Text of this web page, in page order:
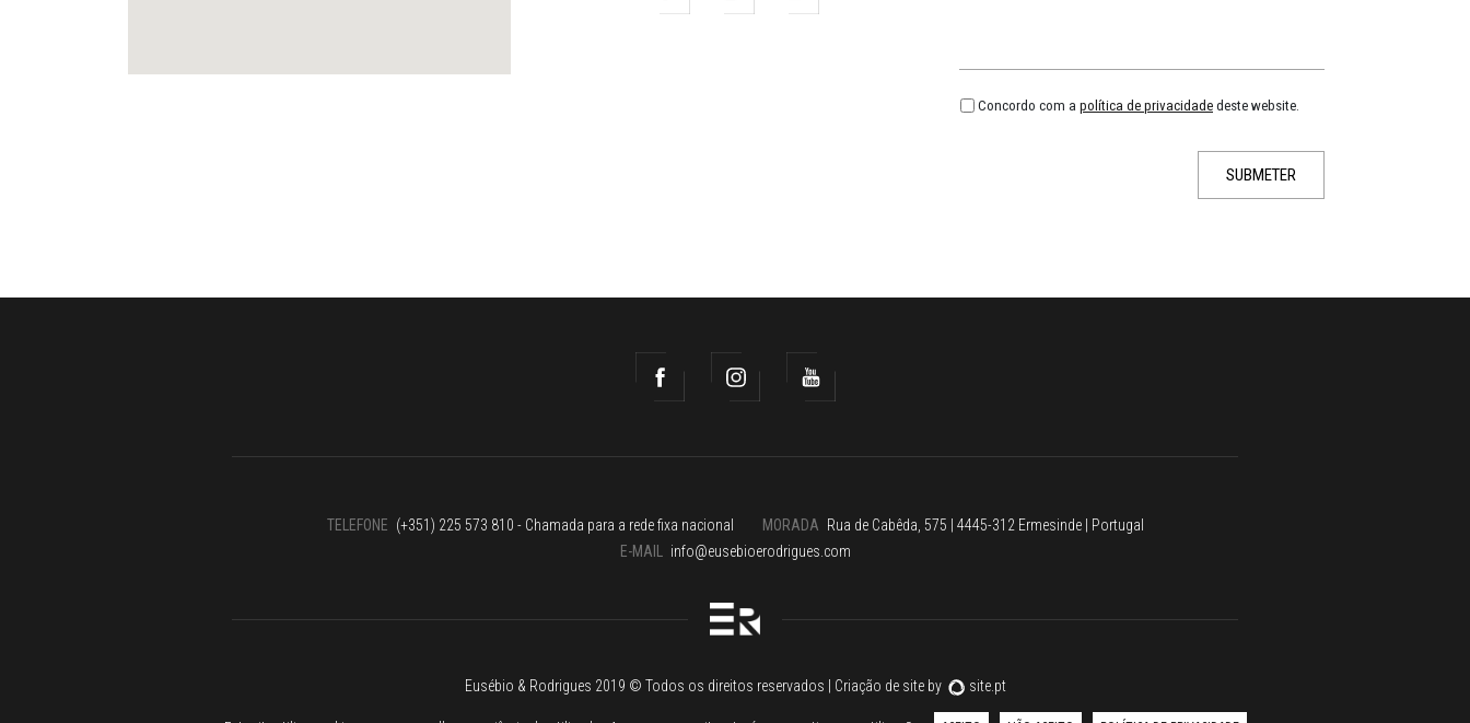
Concordo com a política de privacidade deste website.
TELEFONE (+351) 225 573 810 - Chamada para a rede fixa nacional MORADA Rua de Cabêda, 575 | 4445-312 Ermesinde | Portugal
E-MAIL info@eusebioerodrigues.com
Eusébio & Rodrigues 2019 © Todos os direitos reservados Criação de siteby site.pt